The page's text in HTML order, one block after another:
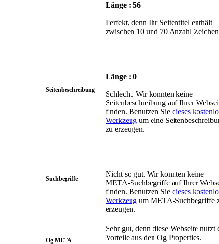
Länge : 56
Perfekt, denn Ihr Seitentitel enthält
zwischen 10 und 70 Anzahl
Seitenbeschreibung
Länge : 0
Schlecht. Wir konnten keine
Seitenbeschreibung auf Ihrer
finden. Benutzen Sie dieses
Werkzeug um eine
zu erzeugen.
Suchbegriffe
Nicht so gut. Wir konnten keine
META-Suchbegriffe auf Ihrer
finden. Benutzen Sie dieses
Werkzeug um META-Suchbegriffe
erzeugen.
Og META
Sehr gut, denn diese Webseite nutzt
Vorteile aus den Og Properties.